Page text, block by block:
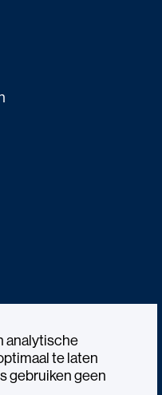
analytische
te laten
gebruiken geen
© 2026